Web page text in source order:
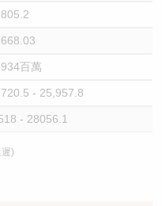
百萬
- 25,957.8
- 28056.1
)